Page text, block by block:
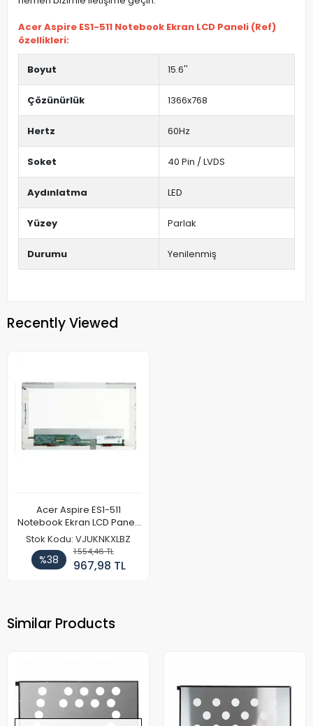
Acer Aspire ES1-511 Notebook Ekran LCD Paneli (Ref)
özellikleri:
Boyut 15.6''
Çözünürlük 1366x768
Hertz 60Hz
Soket 40 Pin / LVDS
Aydınlatma LED
Yüzey Parlak
Durumu Yenilenmiş
Recently Viewed
Acer Aspire ES1-511
Notebook Ekran LCD Paneli
(Ref)
Stok Kodu: VJUKNKXLBZ
%38
1.554,46 TL
967,98 TL
Similar Products